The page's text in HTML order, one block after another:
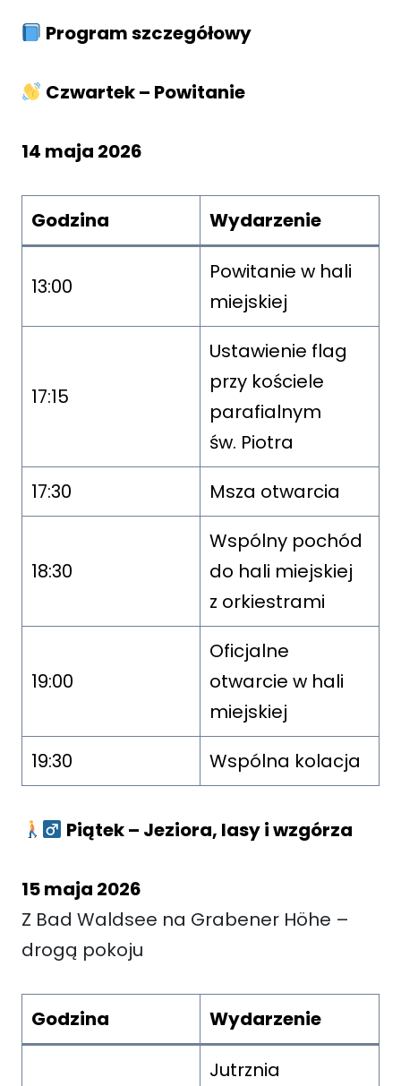
Program szczegółowy
Czwartek – Powitanie
14 maja 2026
Godzina Wydarzenie
13:00
Powitanie w hali
miejskiej
17:15
Ustawienie flag
przy kościele
parafialnym
św. Piotra
17:30
Msza otwarcia
18:30
Wspólny pochód
do hali miejskiej
z orkiestrami
19:00
Oficjalne
otwarcie w hali
miejskiej
19:30
Wspólna kolacja
Piątek – Jeziora, lasy i wzgórza
15 maja 2026
Z Bad Waldsee na Grabener Höhe –
drogą pokoju
Godzina Wydarzenie
Jutrznia